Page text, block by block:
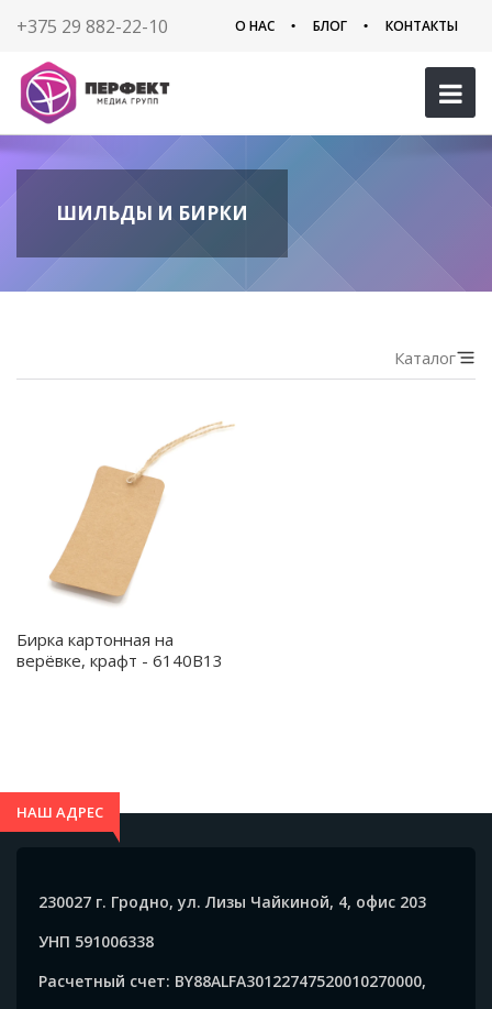
+375 29 882-22-10 О НАС БЛОГ КОНТАКТЫ
ШИЛЬДЫ И БИРКИ
Каталог
Бирка картонная на
верёвке, крафт - 6140B13
НАШ АДРЕС
230027 г. Гродно, ул. Лизы Чайкиной, 4, офис 203
УНП 591006338
Расчетный счет: BY88ALFA30122747520010270000,